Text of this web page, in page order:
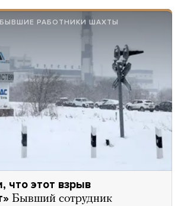
РАБОТНИКИ ШАХТЫ
что этот взрыв
Бывший сотрудник